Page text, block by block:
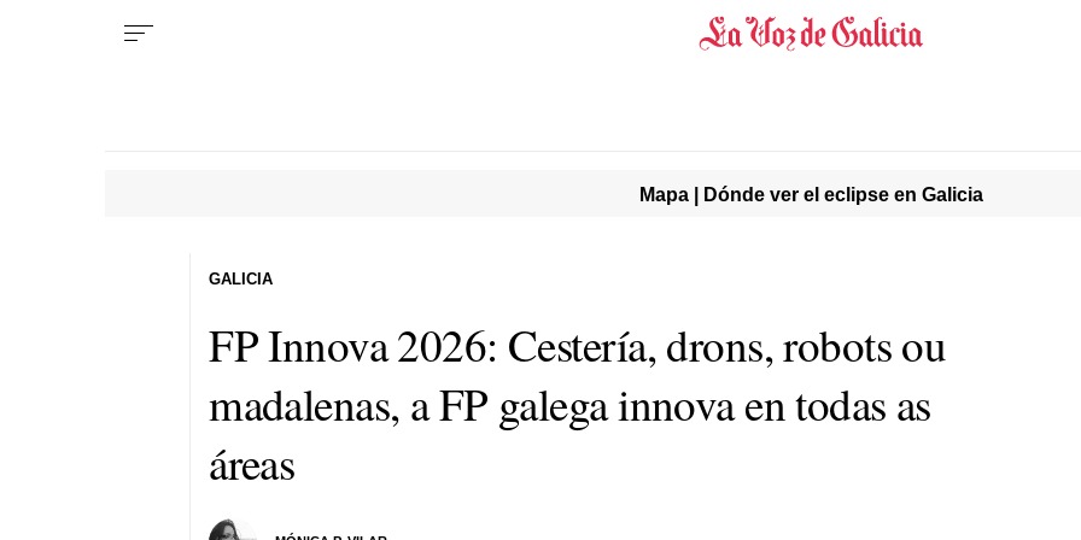
Mapa | Dónde ver el eclipse en Galicia
FP Innova 2026: Cestería, drons, robots ou
madalenas, a FP galega innova en todas as
áreas
GALICIA